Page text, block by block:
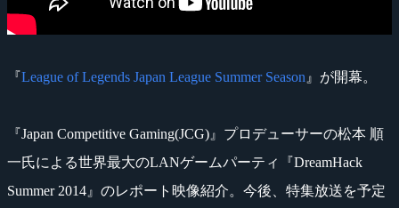
『League of Legends Japan League Summer Season 』が開幕。
『Japan Competitive Gaming(JCG)』プロデューサーの松本 順
一氏による世界最大のLANゲームパーティ『DreamHack
Summer 2014』のレポート映像紹介。今後、特集放送を予定